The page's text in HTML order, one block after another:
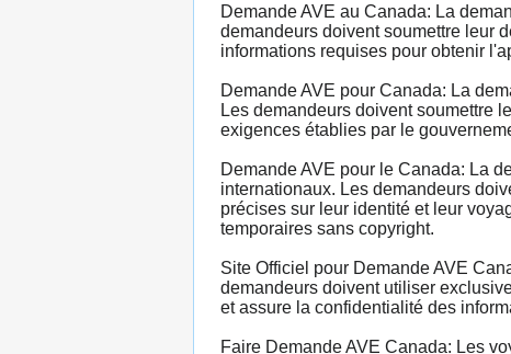
Demande AVE au Canada: La
demandeurs doivent soumettre leur
informations requises pour obtenir
Demande AVE pour Canada: La
Les demandeurs doivent soumettre
exigences établies par le
Demande AVE pour le Canada: La
internationaux. Les demandeurs
précises sur leur identité et leur
temporaires sans copyright.
Site Officiel pour Demande AVE
demandeurs doivent utiliser
et assure la confidentialité des
Faire Demande AVE Canada: Les